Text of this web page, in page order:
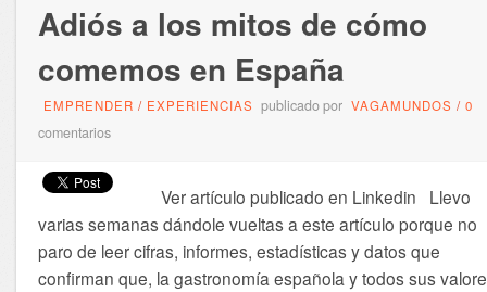
Adiós a los mitos de cómo
comemos en España
EMPRENDER / EXPERIENCIAS publicado por VAGAMUNDOS / 0
comentarios
Ver artículo publicado en Linkedin Llevo
varias semanas dándole vueltas a este artículo porque no
paro de leer cifras, informes, estadísticas y datos que
confirman que, la gastronomía española y todos sus